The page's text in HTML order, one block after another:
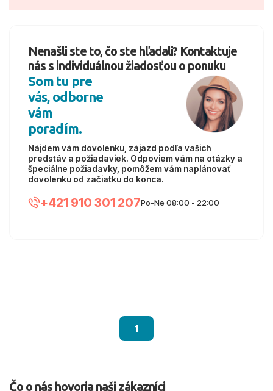
Nenašli ste to, čo ste hľadali? Kontaktuje
nás s individuálnou žiadosťou o ponuku
Som tu pre
vás, odborne
vám
poradím.
Nájdem vám dovolenku, zájazd podľa vašich
predstáv a požiadaviek. Odpoviem vám na otázky a
špeciálne požiadavky, pomôžem vám naplánovať
dovolenku od začiatku do konca.
+421 910 301 207Po-Ne 08:00 - 22:00
1
Čo o nás hovoria naši zákazníci